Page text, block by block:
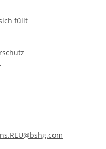
füllt